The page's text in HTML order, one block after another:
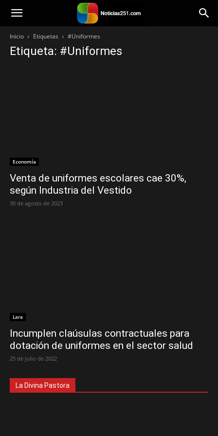
Noticias251
Inicio Etiquetas #Uniformes
Etiqueta: #Uniformes
Economía
Venta de uniformes escolares cae 30%,
según Industria del Vestido
30 de agosto de 2023
Lara
Incumplen claúsulas contractuales para
dotación de uniformes en el sector salud
25 de julio de 2022
La Divina Pastora